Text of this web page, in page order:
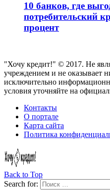
10 банков, где
потребительский
процент
"Хочу кредит!" © 2017. Не
учреждением и не оказывает
исключительно
условия уточняйте на
Контакты
О портале
Карта сайта
Политика
Back to Top
Search for: